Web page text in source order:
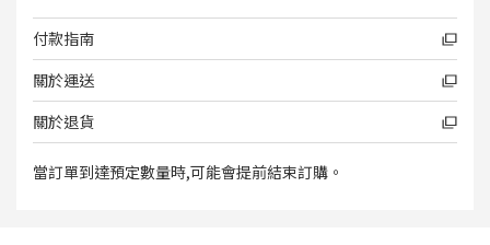
付款指南
關於運送
關於退貨
當訂單到達預定數量時,可能會提前結束訂購。